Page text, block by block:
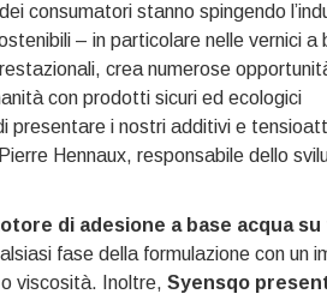
consumatori stanno spingendo
– in particolare nelle vernici a
crea numerose
con prodotti sicuri ed ecologici
presentare i nostri additivi e
Hennaux, responsabile dello
di adesione a base acqua su
fase della formulazione con un
viscosità. Inoltre, Syensqo